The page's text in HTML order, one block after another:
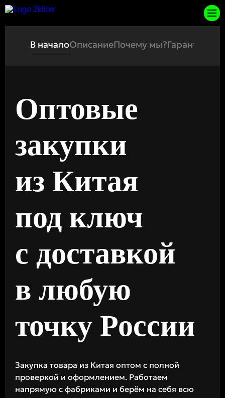
В началоОписаниеПочему мы?Гарантии и
Оптовые
закупки
из Китая
под ключ
с доставкой
в любую
точку России
Закупка товара из Китая оптом с полной
проверкой и оформлением. Работаем
напрямую с фабриками и берём на себя всю